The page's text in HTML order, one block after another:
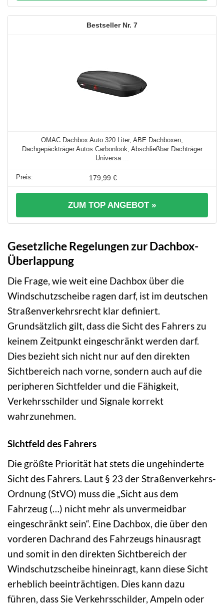
7
OMAC Dachbox Auto 320 Liter, ABE Dachboxen,
Dachgepäckträger Autos Carbonlook, Abschließbar Dachträger
Universa ...
179,99 €
ZUM TOP ANGEBOT »
Gesetzliche Regelungen zur Dachbox-
Überlappung
Die Frage, wie weit eine Dachbox über die
Windschutzscheibe ragen darf, ist im deutschen
Straßenverkehrsrecht klar definiert.
Grundsätzlich gilt, dass die Sicht des Fahrers zu
keinem Zeitpunkt eingeschränkt werden darf.
Dies bezieht sich nicht nur auf den direkten
Sichtbereich nach vorne, sondern auch auf die
peripheren Sichtfelder und die Fähigkeit,
Verkehrsschilder und Signale korrekt
wahrzunehmen.
Sichtfeld des Fahrers
Die größte Priorität hat stets die ungehinderte
Sicht des Fahrers. Laut § 23 der Straßenverkehrs-
Ordnung (StVO) muss die „Sicht aus dem
Fahrzeug (…) nicht mehr als unvermeidbar
eingeschränkt sein“. Eine Dachbox, die über den
vorderen Dachrand des Fahrzeugs hinausragt
und somit in den direkten Sichtbereich der
Windschutzscheibe hineinragt, kann diese Sicht
erheblich beeinträchtigen. Dies kann dazu
führen, dass Sie Verkehrsschilder, Ampeln oder